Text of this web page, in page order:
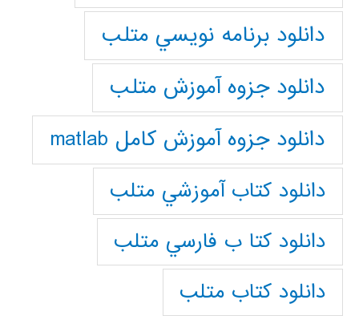
دانلود برنامه نويسي متلب
دانلود جزوه آموزش متلب
دانلود جزوه آموزش کامل matlab
دانلود كتاب آموزشي متلب
دانلود كتا ب فارسي متلب
دانلود كتاب متلب